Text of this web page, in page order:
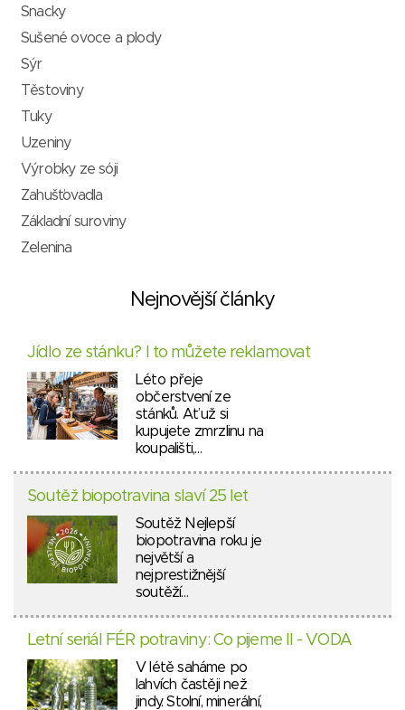
Snacky
Sušené ovoce a plody
Sýr
Těstoviny
Tuky
Uzeniny
Výrobky ze sóji
Zahušťovadla
Základní suroviny
Zelenina
Nejnovější články
Jídlo ze stánku? I to můžete reklamovat
Léto přeje
občerstvení ze
stánků. Ať už si
kupujete zmrzlinu na
koupališti,…
Soutěž biopotravina slaví 25 let
Soutěž Nejlepší
biopotravina roku je
největší a
nejprestižnější
soutěží…
Letní seriál FÉR potraviny: Co pijeme II - VODA
V létě saháme po
lahvích častěji než
jindy. Stolní, minerální,